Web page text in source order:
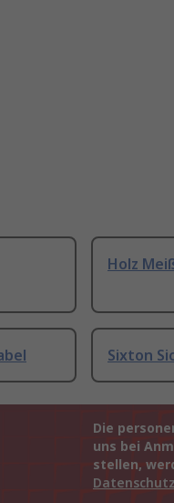
Holz
Sixton
Die
uns bei
stellen,